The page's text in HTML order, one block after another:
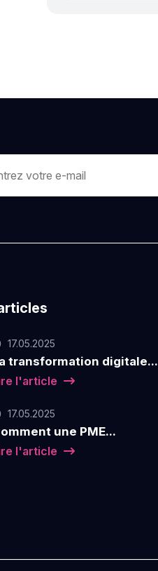
17.05.2025
transformation digitale...
l'article
17.05.2025
une PME...
l'article